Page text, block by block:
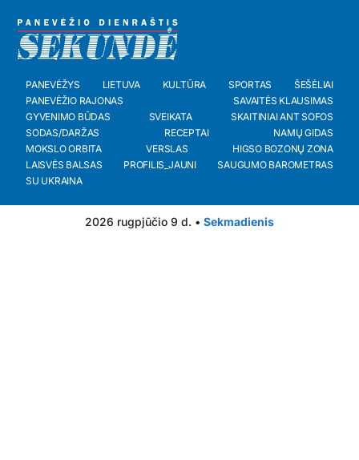
PANEVĖŽYS LIETUVA KULTŪRA SPORTAS
ŠEŠĖLIAI
PANEVĖŽIO RAJONAS
SAVAITĖS KLAUSIMAS
GYVENIMO BŪDAS
SVEIKATA
SKAITINIAI ANT SOFOS
SODAS/DARŽAS
RECEPTAI
NAMŲ GIDAS
MOKSLO ORBITA
VERSLAS
HIGSO BOZONŲ ZONA
LAISVĖS BALSAS
PROFILIS_JAUNI
SAUGUMO BAROMETRAS
SU UKRAINA
2026 rugpjūčio 9 d. • Sekmadienis